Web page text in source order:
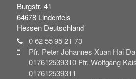
Burgstr. 41
64678 Lindenfels
Hessen Deutschland
0 62 55 95 21 73
Pfr. Peter Johannes Xuan Hai
017612539310 Pfr. Wolfgang
017612539311